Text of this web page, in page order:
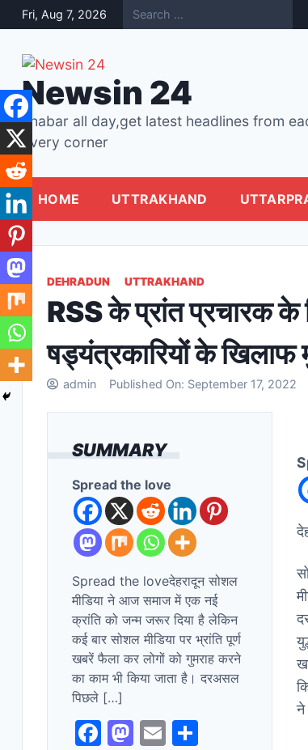
Skip
to
content
Fri, Aug 7, 2026
से करार करके दुबई से दिल्ली पहुंचे सीएम धामी, ग्लोबल इन्वेस्टर्स
Newsin 24
khabar all day,get latest headlines from
every corner
HOME UTTRAKHAND
DEHRADUN UTTRAKHAND
RSS के प्रांत प्रचारक के
षड्यंत्रकारियों के खिलाफ
admin Published On: September 17, 2022
SUMMARY
Spread the love
Spread the loveदेहरादून सोशल
मीडिया ने आज समाज में एक नई
क्रांति को जन्म जरूर दिया है लेकिन
कई बार सोशल मीडिया पर भ्रांति पूर्ण
खबरें फैला कर लोगों को गुमराह करने
का काम भी किया जाता है। दरअसल
पिछले […]
F
M E
ने